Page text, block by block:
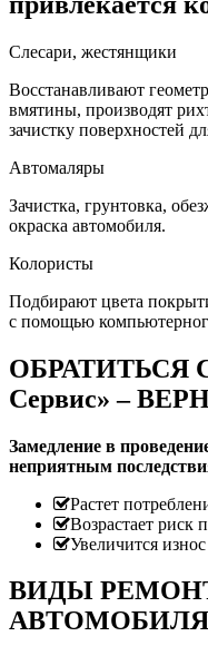
Слесари, жестянщики
Восстанавливают
вмятины, производят
зачистку поверхностей
Автомаляры
Зачистка, грунтовка,
окраска автомобиля.
Колористы
Подбирают цвета
с помощью
ОБРАТИТЬСЯ
Сервис» –
Замедление в
неприятным
Растет
Возрастает риск
Увеличится
ВИДЫ
АВТОМОБИЛЯ